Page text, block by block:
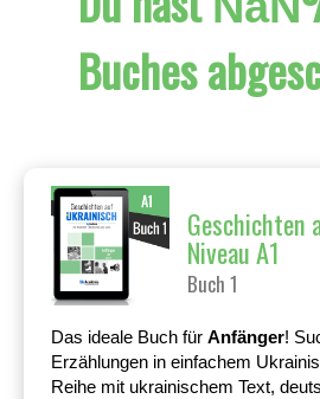
Buches
Geschichten
Niveau A1
Buch 1
Das ideale Buch für Anfänger!
Erzählungen in einfachem
Reihe mit ukrainischem Text,